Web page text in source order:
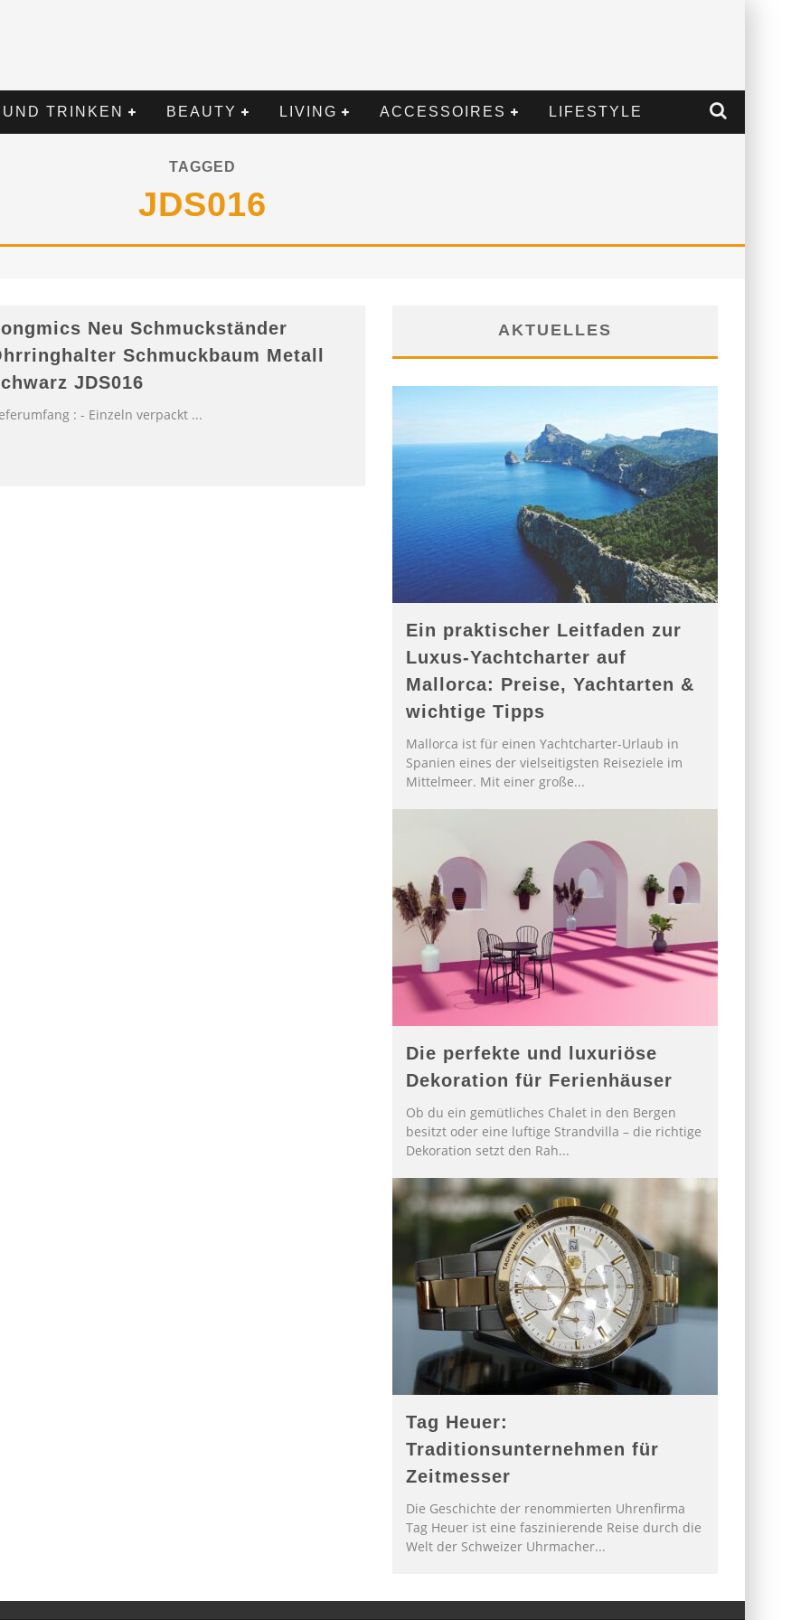
TRINKEN BEAUTY LIVING ACCESSOIRES LIFESTYLE
TAGGED
JDS016
Neu Schmuckständer
Schmuckbaum Metall
JDS016
: - Einzeln verpackt ...
AKTUELLES
Ein praktischer Leitfaden zur
Luxus-Yachtcharter auf
Mallorca: Preise, Yachtarten &
wichtige Tipps
Mallorca ist für einen Yachtcharter-Urlaub in
Spanien eines der vielseitigsten Reiseziele im
Mittelmeer. Mit einer große...
Die perfekte und luxuriöse
Dekoration für Ferienhäuser
Ob du ein gemütliches Chalet in den Bergen
besitzt oder eine luftige Strandvilla – die richtige
Dekoration setzt den Rah...
Tag Heuer:
Traditionsunternehmen für
Zeitmesser
Die Geschichte der renommierten Uhrenfirma
Tag Heuer ist eine faszinierende Reise durch die
Welt der Schweizer Uhrmacher...